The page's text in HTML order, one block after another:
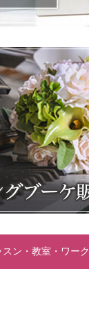
ン・教室・ワーク